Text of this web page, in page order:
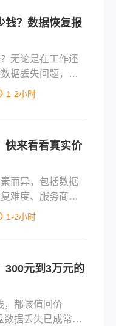
钱？数据恢复报
无论是在工作还
据丢失问题，硬
题之一。今天小
1-2小时
快来看看真实价
而异，包括数据
难度、服务商的
等。那么硬盘数
1-2小时
300元到3万元的
，都该值回价
数据丢失已成常